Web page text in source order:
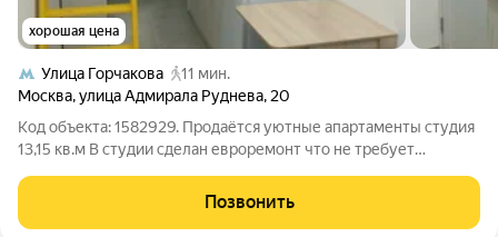
хорошая цена
Улица Горчакова
11 мин.
Москва,улица Адмирала Руднева, 20
Код объекта: 1582929. Продаётся уютные апартаменты студия
13,15 кв.м В студии сделан евроремонт что не требует
Расположение студии очень удобное. Дом находится в
спокойном районе, при этом вся
Позвонить